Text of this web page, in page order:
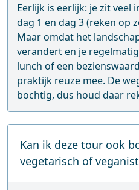
Eerlijk is eerlijk: je zit veel
dag 1 en dag 3 (reken op
Maar omdat het
verandert en je
lunch of een
praktijk reuze mee. De
bochtig, dus houd daar
Kan ik deze tour ook
vegetarisch of